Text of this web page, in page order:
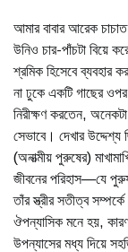
আমার বাবার আরেক
উনিও চার-পাঁচটা বিয়ে
শ্রমিক হিসেবে ব্যবহার
না ঢুকে একটি গাছের ওপর
নিরীক্ষণ করতেন,
সেভাবে। দেখার
(অনাত্মীয় পুরুষের)
জীবনের পরিহাস—যে
তাঁর স্ত্রীর সতীত্ব
ঔপন্যাসিক মনে হয়,
উপন্যাসের মধ্য দিয়ে